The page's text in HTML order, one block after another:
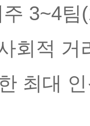
주 3~4
회적 거
최대